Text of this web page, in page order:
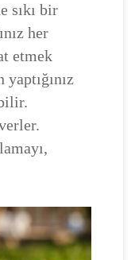
sıkı bir
her
etmek